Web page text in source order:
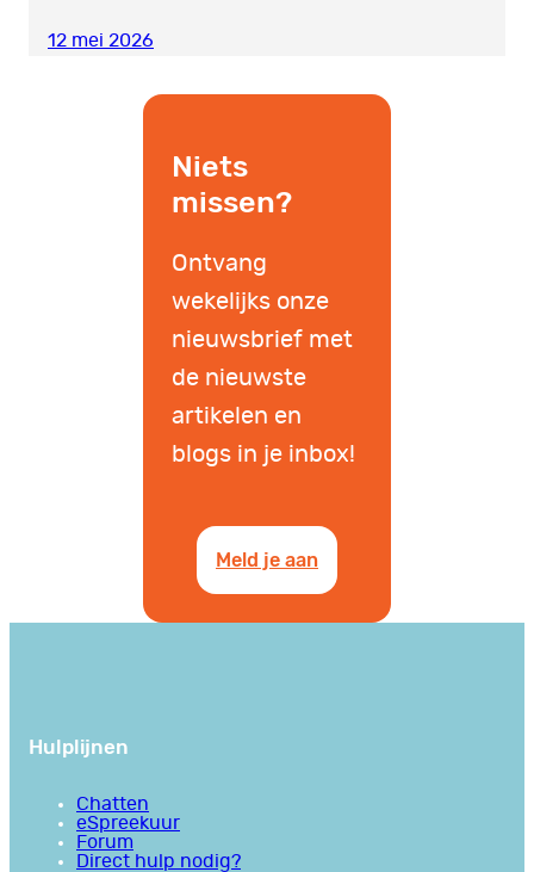
12 mei 2026
Niets
missen?
Ontvang
wekelijks onze
nieuwsbrief met
de nieuwste
artikelen en
blogs in je inbox!
Meld je aan
Hulplijnen
Chatten
eSpreekuur
Forum
Direct hulp nodig?